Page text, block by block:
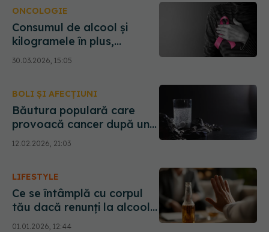
ONCOLOGIE
Consumul de alcool și
kilogramele în plus,
asociate cu cancerul de
30.03.2026, 15:05
BOLI ȘI AFECȚIUNI
Băutura populară care
provoacă cancer după un
singur pahar
12.02.2026, 21:03
LIFESTYLE
Ce se întâmplă cu corpul
tău dacă renunți la alcool
o lună întreagă
01.01.2026, 12:44